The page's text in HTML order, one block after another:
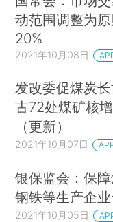
动范围调整为
20%
2021年10月08日
发改委促煤炭
古72处煤矿核
（更新）
2021年10月07日
银保监会：保障
钢铁等生产企
2021年10月05日